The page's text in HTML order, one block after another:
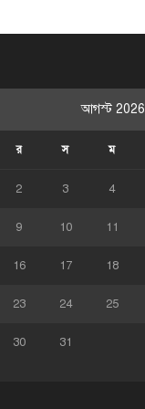
আগস্ট 2026
র স ম
2 3 4
9 10 11
16 17 18
23 24 25
30 31